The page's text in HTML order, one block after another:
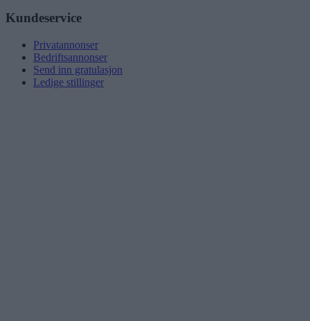
Kundeservice
Privatannonser
Bedriftsannonser
Send inn gratulasjon
Ledige stillinger